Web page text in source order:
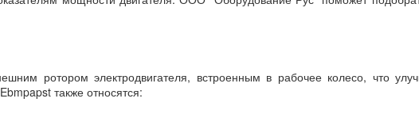
ротором электродвигателя, встроенным в рабочее колесо, что
также относятся: